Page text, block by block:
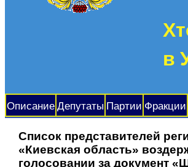
в
Описание Депутаты Партии Фракции
Список представителей
«Киевская область»
голосовании за документ